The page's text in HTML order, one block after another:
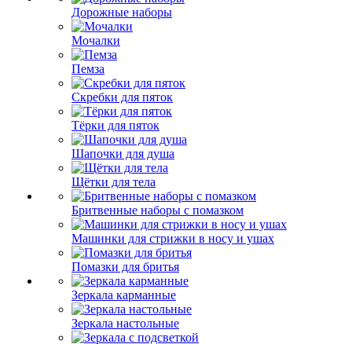
Дорожные наборы
Мочалки
Пемза
Скребки для пяток
Тёрки для пяток
Шапочки для душа
Щётки для тела
Бритвенные наборы с помазком
Машинки для стрижки в носу и ушах
Помазки для бритья
Зеркала карманные
Зеркала настольные